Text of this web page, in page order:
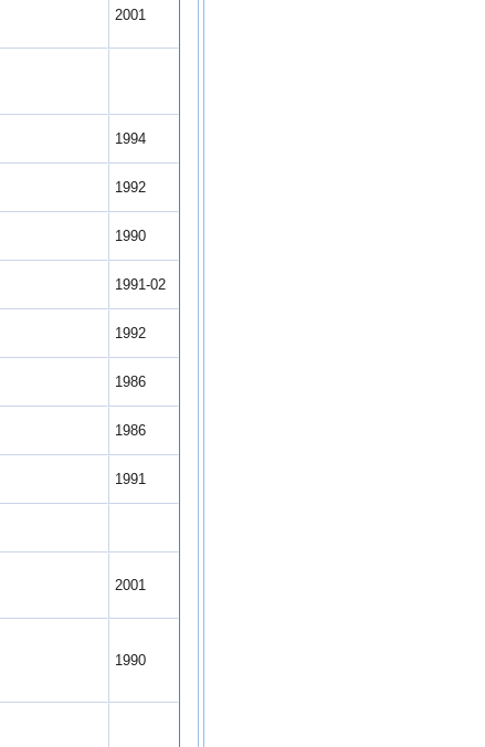
2001
1994
1992
1990
1991-02
1992
1986
1986
1991
2001
1990